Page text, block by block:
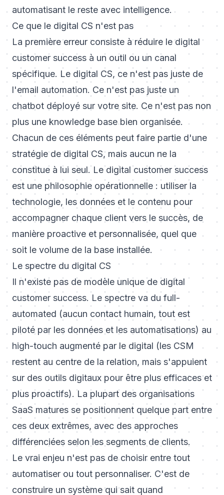
automatisant le reste avec intelligence.
Ce que le digital CS n'est pas
La première erreur consiste à réduire le digital
customer success à un outil ou un canal
spécifique. Le digital CS, ce n'est pas juste de
l'email automation. Ce n'est pas juste un
chatbot déployé sur votre site. Ce n'est pas non
plus une knowledge base bien organisée.
Chacun de ces éléments peut faire partie d'une
stratégie de digital CS, mais aucun ne la
constitue à lui seul. Le digital customer success
est une philosophie opérationnelle : utiliser la
technologie, les données et le contenu pour
accompagner chaque client vers le succès, de
manière proactive et personnalisée, quel que
soit le volume de la base installée.
Le spectre du digital CS
Il n'existe pas de modèle unique de digital
customer success. Le spectre va du full-
automated (aucun contact humain, tout est
piloté par les données et les automatisations) au
high-touch augmenté par le digital (les CSM
restent au centre de la relation, mais s'appuient
sur des outils digitaux pour être plus efficaces et
plus proactifs). La plupart des organisations
SaaS matures se positionnent quelque part entre
ces deux extrêmes, avec des approches
différenciées selon les segments de clients.
Le vrai enjeu n'est pas de choisir entre tout
automatiser ou tout personnaliser. C'est de
construire un système qui sait quand